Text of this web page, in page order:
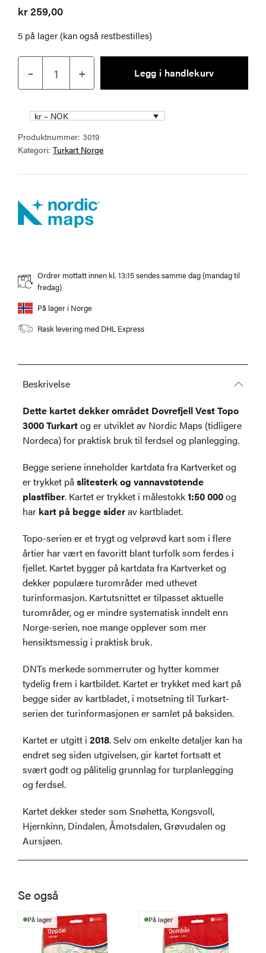
kr259,00
5 på lager (kan også restbestilles)
–
Dovrefjell
Topo
3000
Turkart
antall
+ Legg i handlekurv
kr – NOK
Produktnummer:3019
Kategori:Turkart Norge
Ordrer mottatt innen kl. 13:15 sendes samme dag (mandag til
fredag)
På lager i Norge
Rask levering med DHL Express
Beskrivelse
Dette kartet dekker området Dovrefjell Vest Topo
3000 Turkartog er utviklet av Nordic Maps (tidligere
Nordeca) for praktisk bruk til ferdsel og planlegging.
Begge seriene inneholder kartdata fra Kartverket og
er trykket påslitesterk og vannavstøtende
plastfiber. Kartet er trykket i målestokk1:50 000og
har kart på begge siderav kartbladet.
Topo-serien er et trygt og velprøvd kart som i flere
årtier har vært en favoritt blant turfolk som ferdes i
fjellet. Kartet bygger på kartdata fra Kartverket og
dekker populære turområder med uthevet
turinformasjon. Kartutsnittet er tilpasset aktuelle
turområder, og er mindre systematisk inndelt enn
Norge-serien, noe mange opplever som mer
hensiktsmessig i praktisk bruk.
DNTs merkede sommerruter og hytter kommer
tydelig frem i kartbildet. Kartet er trykket med kart på
begge sider av kartbladet, i motsetning til Turkart-
serien der turinformasjonen er samlet på baksiden.
Kartet er utgitt i2018. Selv om enkelte detaljer kan ha
endret seg siden utgivelsen, gir kartet fortsatt et
svært godt og pålitelig grunnlag for turplanlegging
og ferdsel.
Kartet dekker steder som Snøhetta, Kongsvoll,
Hjernkinn, Dindalen, Åmotsdalen, Grøvudalen og
Aursjøen.
Se også
På lager På lager